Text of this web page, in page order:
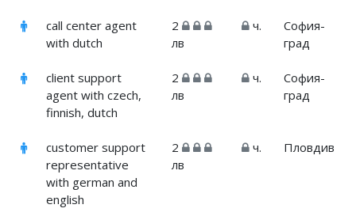
call center agent
with dutch
2
лв
ч.
София-
град
client support
agent with czech,
finnish, dutch
2
лв
ч.
София-
град
customer support
representative
with german and
english
2
лв
ч. Пловдив